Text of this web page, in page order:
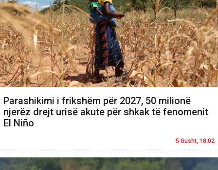
Parashikimi i frikshëm për 2027, 50 milionë
njerëz drejt urisë akute për shkak të fenomenit
El Niño
5 Gusht, 18:02